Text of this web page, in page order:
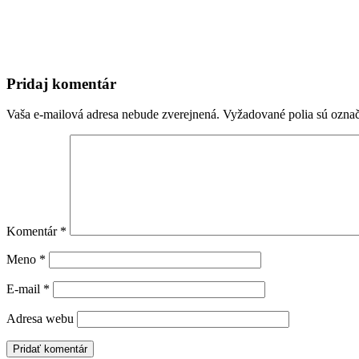
Pridaj komentár
Vaša e-mailová adresa nebude zverejnená. Vyžadované polia sú
Komentár *
Meno *
E-mail *
Adresa webu